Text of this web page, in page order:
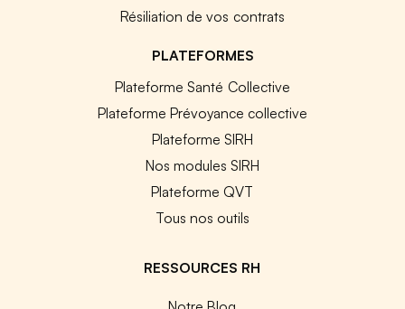
Résiliation de vos contrats
PLATEFORMES
Plateforme Santé Collective
Plateforme Prévoyance collective
Plateforme SIRH
Nos modules SIRH
Plateforme QVT
Tous nos outils
RESSOURCES RH